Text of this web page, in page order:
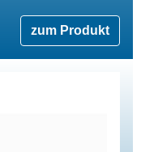
zum Produkt